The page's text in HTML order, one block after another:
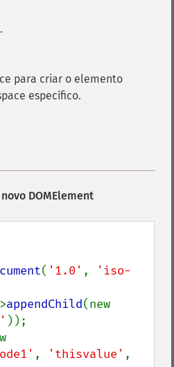
para criar o elemento
específico.
DOMElement
( '1.0' ,
'iso-
appendChild
, 'thisvalue'